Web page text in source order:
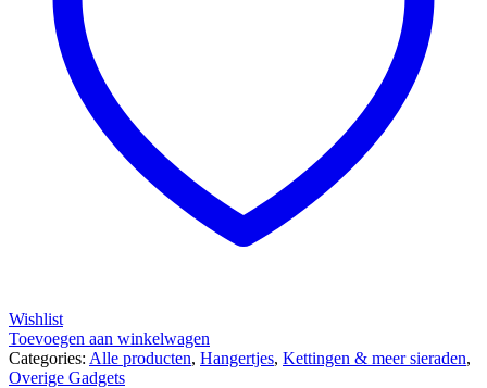
Wishlist
Toevoegen aan winkelwagen
Categories: Alle producten, Hangertjes, Kettingen & meer sieraden,
Overige Gadgets